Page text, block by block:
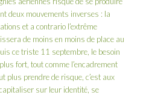
deux mouvements inverses : la
et a contrario l’extrême
de moins en moins de place au
ce triste 11 septembre, le besoin
fort, tout comme l’encadrement
plus prendre de risque, c’est aux
sur leur identité, se